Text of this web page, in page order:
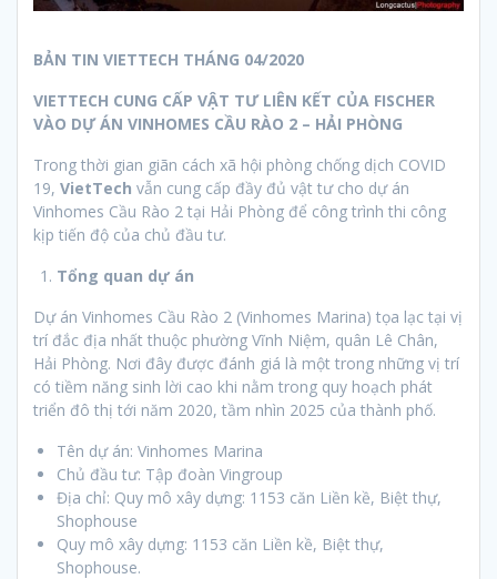
BẢN TIN VIETTECH THÁNG 04/2020
VIETTECH CUNG CẤP VẬT TƯ LIÊN KẾT CỦA FISCHER
VÀO DỰ ÁN VINHOMES CẦU RÀO 2 – HẢI PHÒNG
Trong thời gian giãn cách xã hội phòng chống dịch COVID
19, VietTech vẫn cung cấp đầy đủ vật tư cho dự án
Vinhomes Cầu Rào 2 tại Hải Phòng để công trình thi công
kịp tiến độ của chủ đầu tư.
Tổng quan dự án
Dự án Vinhomes Cầu Rào 2 (Vinhomes Marina) tọa lạc tại vị
trí đắc địa nhất thuộc phường Vĩnh Niệm, quân Lê Chân,
Hải Phòng. Nơi đây được đánh giá là một trong những vị trí
có tiềm năng sinh lời cao khi nằm trong quy hoạch phát
triển đô thị tới năm 2020, tầm nhìn 2025 của thành phố.
Tên dự án: Vinhomes Marina
Chủ đầu tư: Tập đoàn Vingroup
Địa chỉ: Quy mô xây dựng: 1153 căn Liền kề, Biệt thự,
Shophouse
Quy mô xây dựng: 1153 căn Liền kề, Biệt thự,
Shophouse.